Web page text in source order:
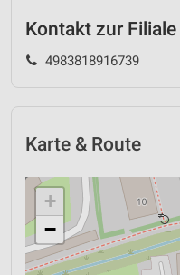
Kontakt zur Filiale
4983818916739
Karte & Route
+
−